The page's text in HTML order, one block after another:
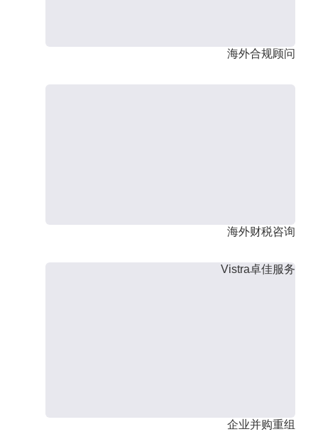
海外合规顾问
海外财税咨询
Vistra卓佳服务
企业并购重组